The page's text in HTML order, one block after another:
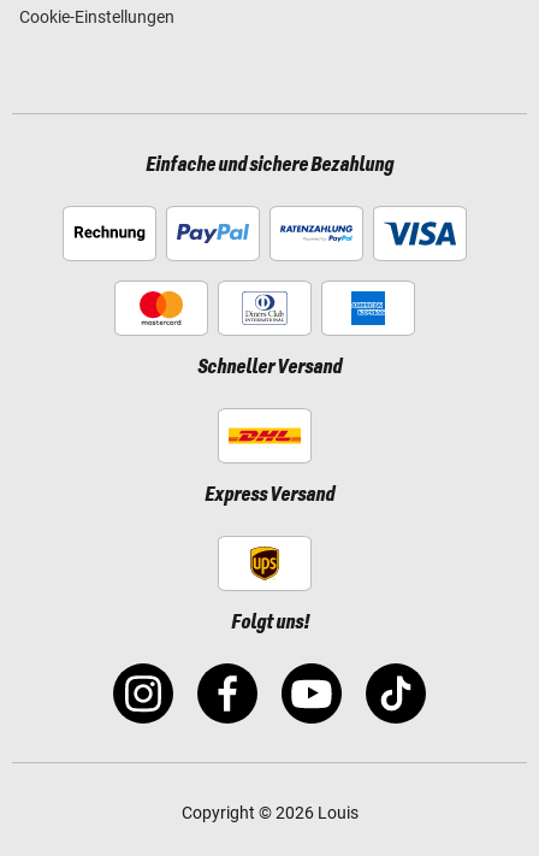
Cookie-Einstellungen
Einfache und sichere Bezahlung
Schneller Versand
Express Versand
Folgt uns!
Copyright © 2026 Louis